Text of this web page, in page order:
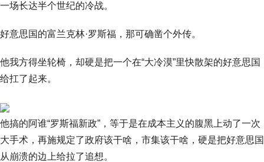
一场长达半个世纪的冷战。
好意思国的富兰克林·罗斯福，那可确凿个外传。
他我方得坐轮椅，却硬是把一个在“大冷漠”里快散架的好意思国
给扛了起来。
他搞的阿谁“罗斯福新政”，等于是在成本主义的腹黑上动了一次
大手术，再施规定了政府该干啥，市集该干啥，硬是把好意思国
从崩溃的边上给拉了追想。